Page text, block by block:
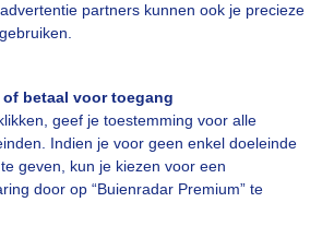
partners kunnen ook je precieze
betaal voor toegang
geef je toestemming voor alle
Indien je voor geen enkel doeleinde
geven, kun je kiezen voor een
door op “Buienradar Premium” te